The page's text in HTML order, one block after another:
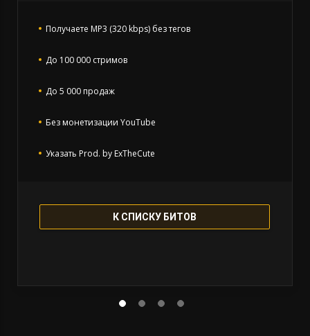
Получаете MP3 (320 kbps) без тегов
До 100 000 стримов
До 5 000 продаж
Без монетизации YouTube
Указать Prod. by ExTheCute
К СПИСКУ БИТОВ